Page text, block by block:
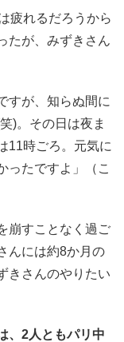
疲れるだろうから
たが、みずきさん
すが、知らぬ間に
)。その日は夜ま
11時ごろ。元気に
ったですよ」（こ
崩すことなく過ご
んには約8か月の
きさんのやりたい
、2人ともパリ中